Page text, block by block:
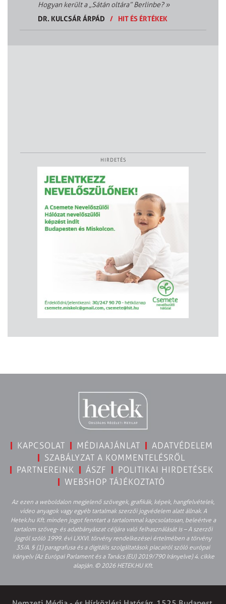
Hogyan került a „Sátán oltára” Berlinbe?»
DR. KULCSÁR ÁRPÁD
/ HIT ÉS ÉRTÉKEK
HIRDETÉS
KAPCSOLAT MÉDIAAJÁNLAT
ADATVÉDELEM
SZABÁLYZAT A KOMMENTELÉSRŐL
PARTNEREINK
ÁSZF
POLITIKAI HIRDETÉSEK
WEBSHOP TÁJÉKOZTATÓ
Az ezen a weboldalon megjelenő szövegek, grafikák, képek, hangfelvételek,
video anyagok vagy egyéb tartalmak szerzői jogvédelem alatt állnak. A
Hetek.hu Kft. minden jogot fenntart a tartalommal kapcsolatosan, beleértve a
tartalom szöveg- és adatbányászat céljára való felhasználását is – A szerzői
jogról szóló 1999. évi LXXVI. törvény rendelkezései értelmében a törvény
35/A. § (1) paragrafusa és a digitális szolgáltatások piacairól szóló európai
irányelv (Az Európai Parlament és a Tanács (EU) 2019/790 Irányelve) 4. cikke
alapján. © 2026 HETEK.HU Kft.